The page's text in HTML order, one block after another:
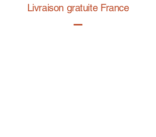
Livraison gratuite France